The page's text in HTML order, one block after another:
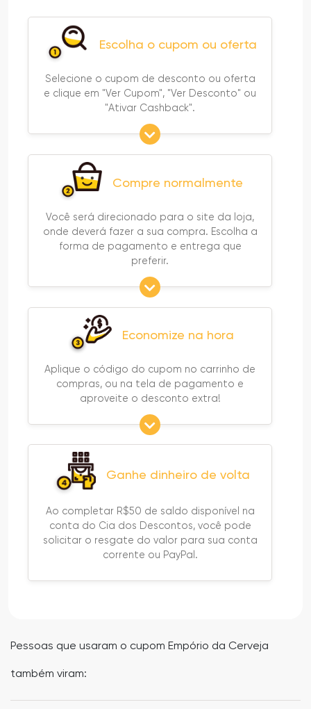
Escolha o cupom ou oferta
Selecione o cupom de desconto ou oferta
e clique em "Ver Cupom", "Ver Desconto" ou
"Ativar Cashback".
Compre normalmente
Você será direcionado para o site da loja,
onde deverá fazer a sua compra. Escolha a
forma de pagamento e entrega que
preferir.
Economize na hora
Aplique o código do cupom no carrinho de
compras, ou na tela de pagamento e
aproveite o desconto extra!
Ganhe dinheiro de volta
Ao completar R$50 de saldo disponível na
conta do Cia dos Descontos, você pode
solicitar o resgate do valor para sua conta
corrente ou PayPal.
Pessoas que usaram o cupom Empório da Cerveja
também viram: